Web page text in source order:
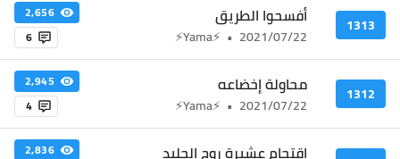
1313 أفسحوا الطريق
2021/07/22
•
⚡Yama⚡
2,656
6
1312 محاولة إخضاعه
2021/07/22
•
⚡Yama⚡
2,945
4
اقتحام عشيرة روح الجليد
2,836